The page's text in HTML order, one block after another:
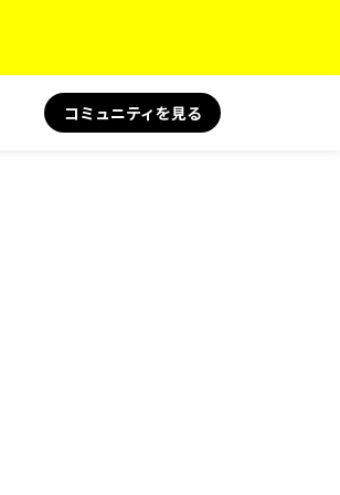
コミュニティを見る